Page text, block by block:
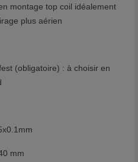
montage top coil idéalement
plus aérien
(obligatoire) : à choisir en
mm